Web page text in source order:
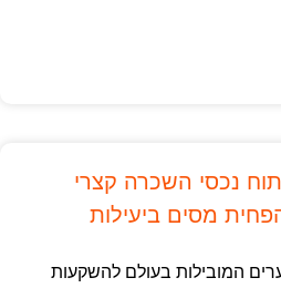
נכסי השכרה קצרי
מסים ביעילות
המובילות בעולם להשקעות